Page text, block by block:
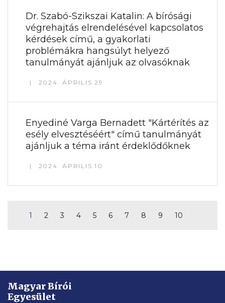
Dr. Szabó-Szikszai Katalin: A bírósági
végrehajtás elrendelésével kapcsolatos
kérdések című, a gyakorlati
problémákra hangsúlyt helyező
tanulmányát ajánljuk az olvasóknak
2024. ÁPRILIS 29
Enyediné Varga Bernadett "Kártérítés az
esély elvesztéséért" című tanulmányát
ajánljuk a téma iránt érdeklődőknek
2024. ÁPRILIS 10
1 2 3 4 5 6 7 8 9 10
Magyar Bírói
Egyesület